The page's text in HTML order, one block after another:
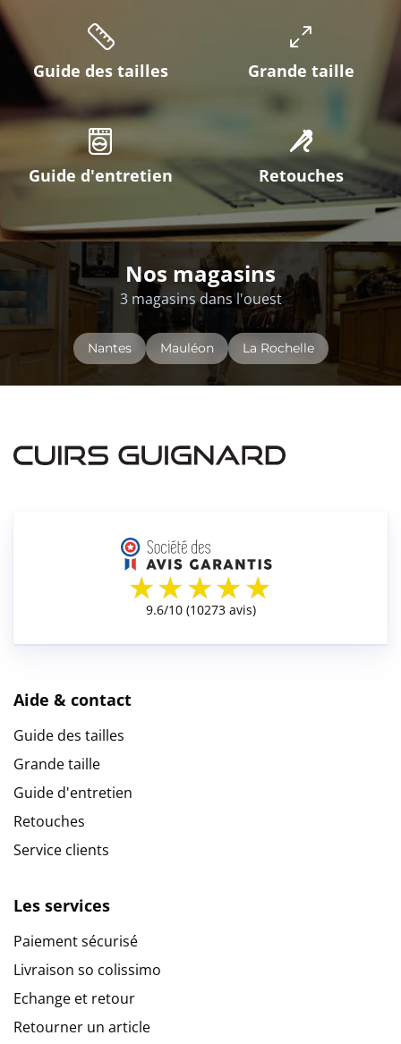
Guide des tailles Grande taille
Guide d'entretien Retouches
Nos magasins
3 magasins dans l'ouest
Nantes Mauléon La Rochelle
Aide & contact
Guide des tailles
Grande taille
Guide d'entretien
Retouches
Service clients
Les services
Paiement sécurisé
Livraison so colissimo
Echange et retour
Retourner un article